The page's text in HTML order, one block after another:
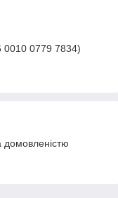
0010 0779 7834)
домовленістю